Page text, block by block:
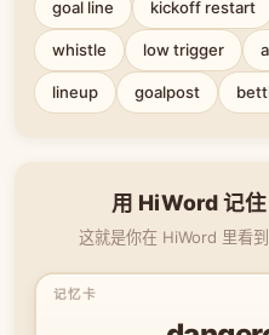
goal line kickoff restart
whistle low trigger
lineup goalpost
用 HiWord 记住
这就是你在 HiWord 里看